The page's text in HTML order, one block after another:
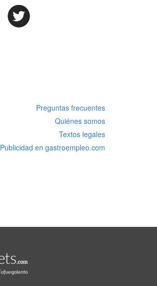
Preguntas frecuentes
Quiénes somos
Textos legales
Publicidad en gastroempleo.com